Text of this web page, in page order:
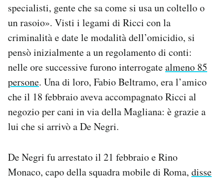
specialisti, gente che sa come si usa un coltello o
un rasoio». Visti i legami di Ricci con la
criminalità e date le modalità dell’omicidio, si
pensò inizialmente a un regolamento di conti:
nelle ore successive furono interrogatealmeno 85
persone. Una di loro, Fabio Beltramo, era l’amico
che il 18 febbraio aveva accompagnato Ricci al
negozio per cani in via della Magliana: è grazie a
lui che si arrivò a De Negri.
De Negri fu arrestato il 21 febbraio e Rino
Monaco, capo della squadra mobile di Roma, disse